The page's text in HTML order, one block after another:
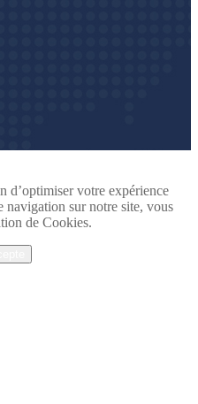
d’optimiser votre expérience
sur notre site, vous
de Cookies.